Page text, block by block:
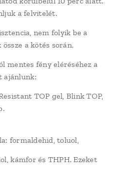
a felvitelét.
nem folyik be a
a kötés során.
mentes fény eléréséhez a
ajánlunk:
TOP gel, Blink TOP,
formaldehid, toluol,
kámfor és THPH. Ezeket